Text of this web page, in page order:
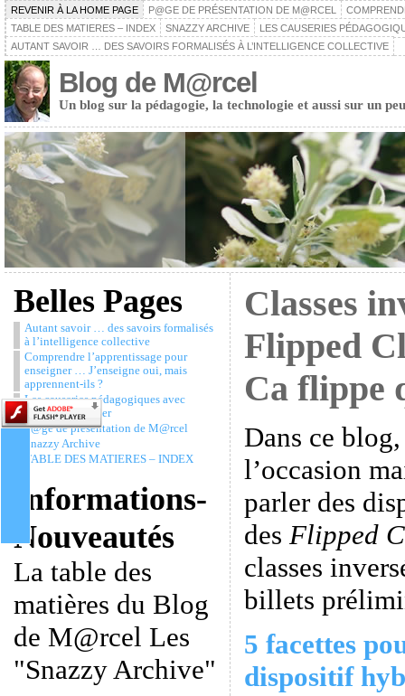
REVENIR À LA HOME PAGE P@GE DE PRÉSENTATION DE M@RCEL
TABLE DES MATIERES – INDEX
SNAZZY ARCHIVE
LES CAUSERIES
AUTANT SAVOIR … DES SAVOIRS FORMALISÉS À L’INTELLIGENCE COLLECTIVE
Blog de M@rcel
Un blog sur la pédagogie, la technologie et aussi sur un
Belles Pages
Autant savoir … des savoirs formalisés
à l’intelligence collective
Comprendre l’apprentissage pour
enseigner … J’enseigne oui, mais
apprennent-ils ?
Les causeries pédagogiques avec
Christophe Batier
P@ge de présentation de M@rcel
Snazzy Archive
TABLE DES MATIERES – INDEX
Informations-
Nouveautés
La table des
matières du Blog
de M@rcel Les
"Snazzy Archive"
Classes
Flipped
Ca flippe
Dans ce
l’occasion
parler des
des Flipped
classes
billets
5 facettes
dispositif